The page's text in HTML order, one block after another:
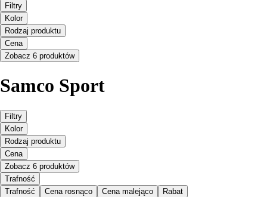
Filtry
Kolor
Rodzaj produktu
Cena
Zobacz 6 produktów
Samco Sport
Filtry
Kolor
Rodzaj produktu
Cena
Zobacz 6 produktów
Trafność
Trafność
Cena rosnąco Cena malejąco Rabat